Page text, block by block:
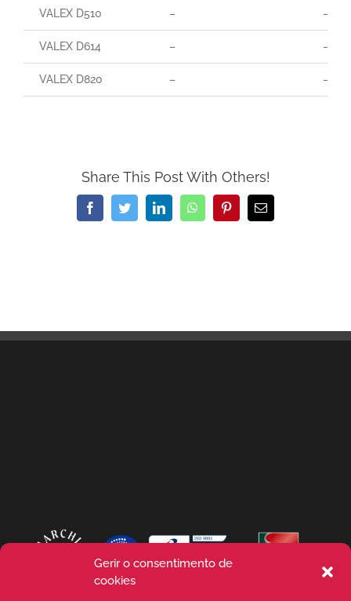
Gerir o consentimento de
cookies
VALEX D510 – –
VALEX D614 – –
VALEX D820 – –
Share This Post With Others!
FacebookTwitterLinkedInWhatsAppPinterestEmail